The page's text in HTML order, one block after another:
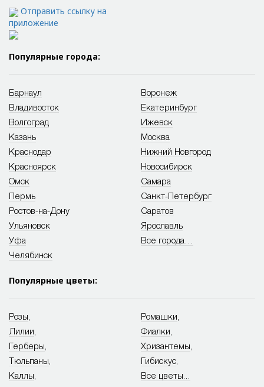
Отправить ссылку на
приложение
Популярные города:
Барнаул
Владивосток
Волгоград
Воронеж
Екатеринбург
Ижевск
Казань
Краснодар
Красноярск
Москва
Нижний Новгород
Новосибирск
Омск
Пермь
Ростов-на-Дону
Самара
Санкт-Петербург
Саратов
Ульяновск
Уфа
Челябинск
Ярославль
Все города…
Популярные цветы:
Розы
Лилии
Герберы
Тюльпаны
Каллы
Ромашки
Фиалки
Хризантемы
Гибискус
Все цветы...